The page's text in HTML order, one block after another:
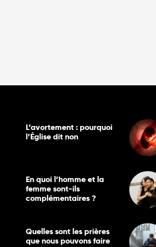
L’avortement : pourquoi
l’Église dit non
En quoi l’homme et la
femme sont-ils
complémentaires ?
Quelles sont les prières
que nous pouvons faire